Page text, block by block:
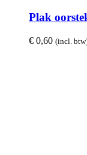
Plak
€ 0,60 (incl.